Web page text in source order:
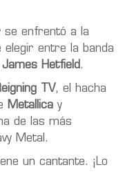
se enfrentó a la
entre la banda
James Hetfield.
TV, el hacha
Metallica y
de las más
Metal.
un cantante. ¡Lo